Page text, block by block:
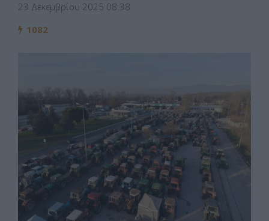
23 Δεκεμβρίου 2025 08:38
1082